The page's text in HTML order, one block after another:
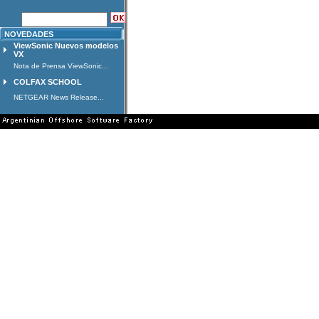
NOVEDADES
ViewSonic Nuevos modelos
VX
Nota de Prensa ViewSonic...
COLFAX SCHOOL
NETGEAR News Release...